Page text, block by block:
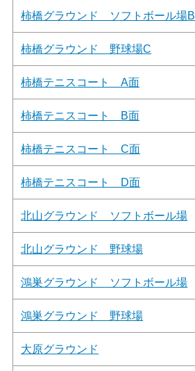
柿橋グラウンド ソフトボール場B
柿橋グラウンド 野球場C
柿橋テニスコート A面
柿橋テニスコート B面
柿橋テニスコート C面
柿橋テニスコート D面
北山グラウンド ソフトボール場
北山グラウンド 野球場
鴻巣グラウンド ソフトボール場
鴻巣グラウンド 野球場
大原グラウンド